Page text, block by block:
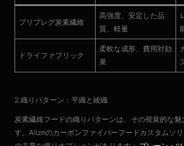
プリプレグ炭素繊維
高強度、安定した品
質、軽量
ドライファブリック
柔軟な成形、費用対効
果
2.織りパターン：平織と綾織
炭素繊維フードの織りパターンは、その視覚的な魅
す。Aliznのカーボンファイバーフードカスタムソ